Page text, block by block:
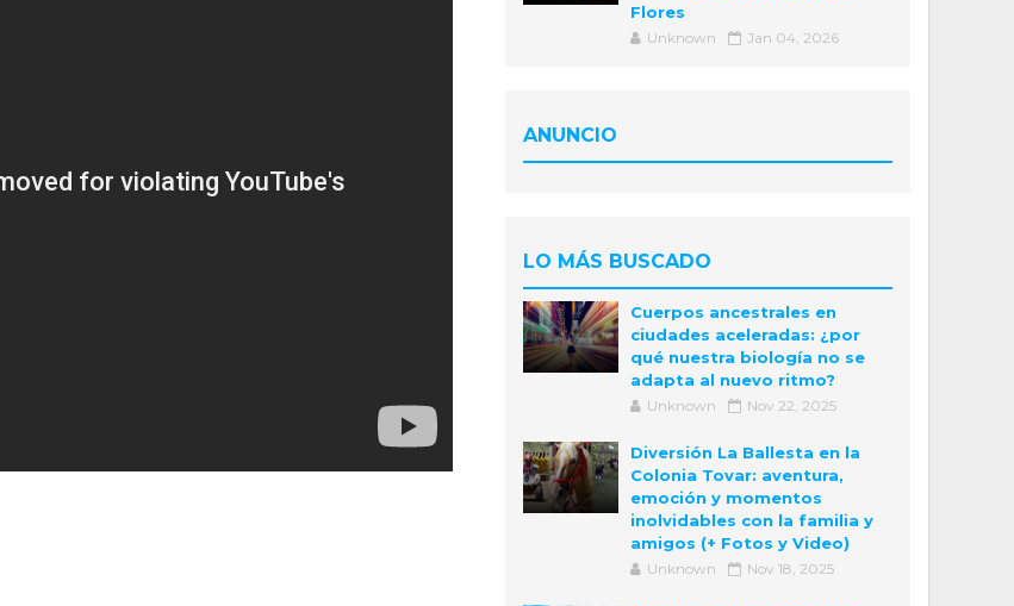
Flores
Unknown Jan 04, 2026
ANUNCIO
LO MÁS BUSCADO
Cuerpos ancestrales en
ciudades aceleradas: ¿por
qué nuestra biología no se
adapta al nuevo ritmo?
Unknown Nov 22, 2025
Diversión La Ballesta en la
Colonia Tovar: aventura,
emoción y momentos
inolvidables con la familia y
amigos (+ Fotos y Video)
Unknown Nov 18, 2025